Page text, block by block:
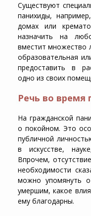
Существуют
панихиды,
домах или
назначить на
вместит множество
образовательная
предоставить в
одно из своих
Речь во время
На гражданской
о покойном. Это
публичной
в искусстве,
Впрочем,
необходимости
можно упомянуть
умершим, какое
ему благодарны.